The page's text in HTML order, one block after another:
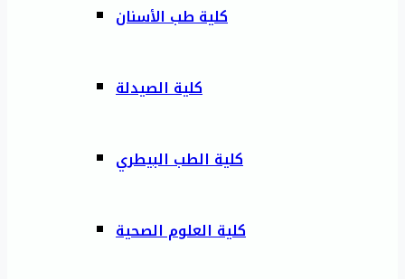
كلية طب الأسنان
كلية الصيدلة
كلية الطب البيطري
كلية العلوم الصحية